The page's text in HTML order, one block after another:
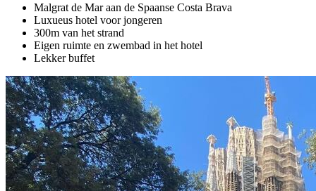
Malgrat de Mar aan de Spaanse Costa Brava
Luxueus hotel voor jongeren
300m van het strand
Eigen ruimte en zwembad in het hotel
Lekker buffet